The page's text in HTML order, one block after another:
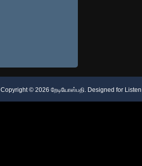
Copyright © 2026 றேடியோஸ்பதி. Designed for